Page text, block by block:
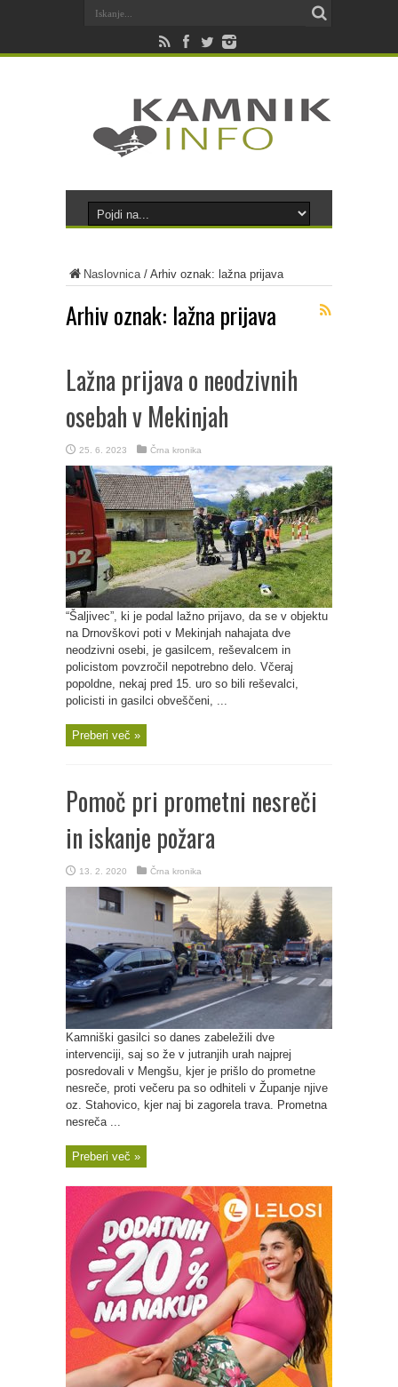
Naslovnica/ Arhiv oznak: lažna prijava
Arhiv oznak: lažna prijava
Lažna prijava o neodzivnih
osebah v Mekinjah
25. 6. 2023 Črna kronika
“Šaljivec”, ki je podal lažno prijavo, da se v objektu
na Drnovškovi poti v Mekinjah nahajata dve
neodzivni osebi, je gasilcem, reševalcem in
policistom povzročil nepotrebno delo. Včeraj
popoldne, nekaj pred 15. uro so bili reševalci,
policisti in gasilci obveščeni, ...
Preberi več »
Pomoč pri prometni nesreči
in iskanje požara
13. 2. 2020 Črna kronika
Kamniški gasilci so danes zabeležili dve
intervenciji, saj so že v jutranjih urah najprej
posredovali v Mengšu, kjer je prišlo do prometne
nesreče, proti večeru pa so odhiteli v Županje njive
oz. Stahovico, kjer naj bi zagorela trava. Prometna
nesreča ...
Preberi več »